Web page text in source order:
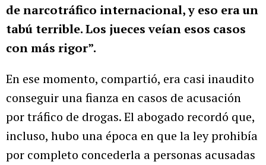
de narcotráfico internacional, y eso era un
tabú terrible. Los jueces veían esos casos
con más rigor”.
En ese momento, compartió, era casi inaudito
conseguir una fianza en casos de acusación
por tráfico de drogas. El abogado recordó que,
incluso, hubo una época en que la ley prohibía
por completo concederla a personas acusadas